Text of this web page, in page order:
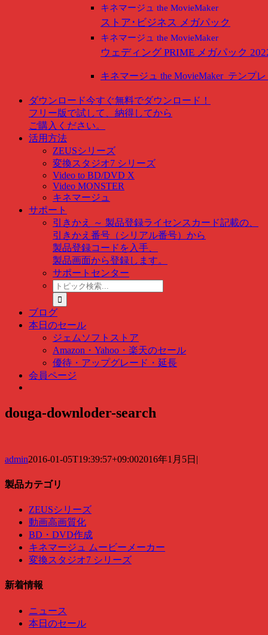
キネマージュ the MovieMaker
ストア･ビジネス メガパック
キネマージュ the MovieMaker
ウェディング PRIME メガパック
キネマージュ the MovieMakerテンプ
ダウンロード今すぐ無料でダウンロード！
フリー版で試して、納得してから
ご購入ください。
活用方法
ZEUSシリーズ
変換スタジオ7 シリーズ
Video to BD/DVD X
Video MONSTER
キネマージュ
サポート
引きかえ ～ 製品登録ライセンスカード記載の、
引きかえ番号（シリアル番号）から
製品登録コードを入手、
製品画面から登録します。
サポートセンター
ト
ピ
ッ
ク
検
索
…
ブログ
本日のセール
ジェムソフトストア
Amazon・Yahoo・楽天のセール
優待・アップグレード・延長
会員ページ
douga-downloder-search
admin2016-01-05T19:39:57+09:002016年1月5日 |
製品カテゴリ
ZEUSシリーズ
動画高画質化
BD・DVD作成
キネマージュ ムービーメーカー
変換スタジオ7 シリーズ
新着情報
ニュース
本日のセール